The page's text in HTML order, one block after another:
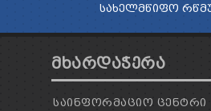
ᲡᲐᲮᲔᲚᲛᲬᲘᲤᲝ
ᲛᲮᲐᲠᲓᲐᲭᲔᲠᲐ
ᲡᲐᲘᲜᲤᲝᲠᲛᲐᲪᲘᲝ ᲪᲔᲜᲢᲠᲘ